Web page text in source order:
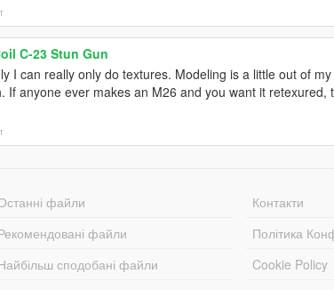
C-23 Stun Gun
I can really only do textures. Modeling is a little out of
If anyone ever makes an M26 and you want it retexured,
файли
файли
сподобані файли
Контакти
Політика
Cookie Policy